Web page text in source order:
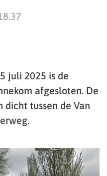
juli 2025 is de
afgesloten. De
tussen de Van